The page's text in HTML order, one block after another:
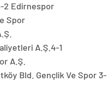
2 Edirnespor
Spor
A.Ş.4-1
A.Ş.
Bld. Gençlik Ve Spor 3-